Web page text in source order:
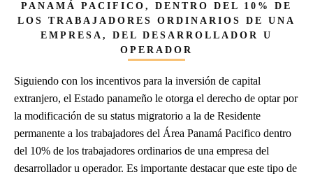
PANAMÁ PACIFICO, DENTRO DEL 10% DE
LOS TRABAJADORES ORDINARIOS DE UNA
EMPRESA, DEL DESARROLLADOR U
OPERADOR
Siguiendo con los incentivos para la inversión de capital
extranjero, el Estado panameño le otorga el derecho de optar por
la modificación de su status migratorio a la de Residente
permanente a los trabajadores del Área Panamá Pacifico dentro
del 10% de los trabajadores ordinarios de una empresa del
desarrollador u operador. Es importante destacar que este tipo de